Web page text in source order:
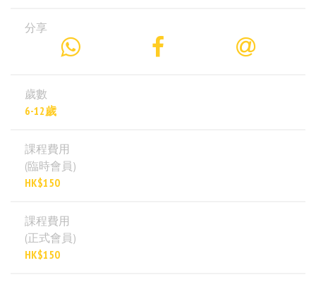
分享
歲數
6-12歲
課程費用
(臨時會員)
HK$150
課程費用
(正式會員)
HK$150